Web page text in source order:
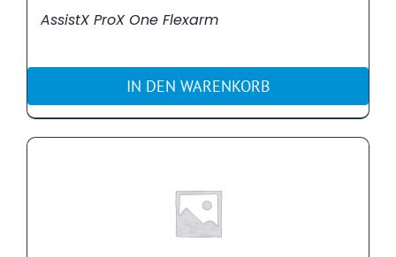
AssistX ProX One Flexarm
IN DEN WARENKORB